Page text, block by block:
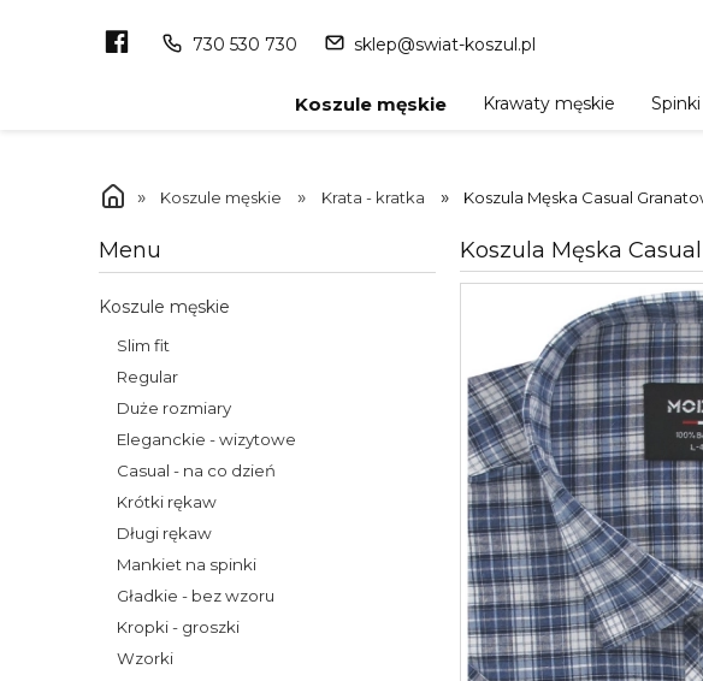
Koszule męskie Krawaty męskie
» Koszule męskie » Krata - kratka » Koszula Męska Casual
Menu
Koszule męskie
Slim fit
Regular
Duże rozmiary
Eleganckie - wizytowe
Casual - na co dzień
Krótki rękaw
Długi rękaw
Mankiet na spinki
Gładkie - bez wzoru
Kropki - groszki
Wzorki
Koszula Męska
730 530 730 sklep@swiat-koszul.pl